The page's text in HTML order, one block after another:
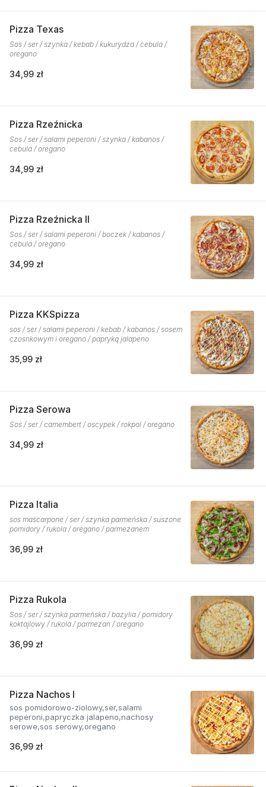
Pizza Texas
Sos / ser / szynka / kebab / kukurydza / cebula /
oregano
34,99 zł
Pizza Rzeźnicka
Sos / ser / salami peperoni / szynka / kabanos /
cebula / oregano
34,99 zł
Pizza Rzeźnicka II
Sos / ser / salami peperoni / boczek / kabanos /
cebula / oregano
34,99 zł
Pizza KKSpizza
sos / ser / salami peperoni / kebab / kabanos / sosem
czosnkowym i oregano / papryką jalapeno
35,99 zł
Pizza Serowa
Sos / ser / camembert / oscypek / rokpol / oregano
34,99 zł
Pizza Italia
sos mascarpone / ser / szynka parmeńska / suszone
pomidory / rukola / oregano / parmezanem
36,99 zł
Pizza Rukola
Sos / ser / szynka parmeńska / bazylia / pomidory
koktajlowy / rukola / parmezan / oregano
36,99 zł
Pizza Nachos I
sos pomidorowo-ziolowy,ser,salami
peperoni,papryczka jalapeno,nachosy
serowe,sos serowy,oregano
36,99 zł